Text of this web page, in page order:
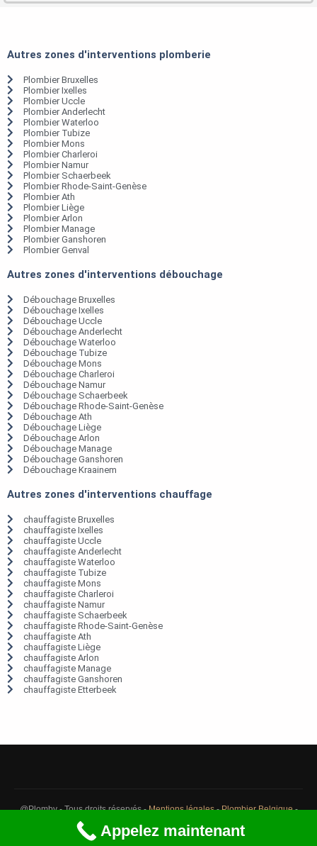
Autres zones d'interventions plomberie
Plombier Bruxelles
Plombier Ixelles
Plombier Uccle
Plombier Anderlecht
Plombier Waterloo
Plombier Tubize
Plombier Mons
Plombier Charleroi
Plombier Namur
Plombier Schaerbeek
Plombier Rhode-Saint-Genèse
Plombier Ath
Plombier Liège
Plombier Arlon
Plombier Manage
Plombier Ganshoren
Plombier Genval
Autres zones d'interventions débouchage
Débouchage Bruxelles
Débouchage Ixelles
Débouchage Uccle
Débouchage Anderlecht
Débouchage Waterloo
Débouchage Tubize
Débouchage Mons
Débouchage Charleroi
Débouchage Namur
Débouchage Schaerbeek
Débouchage Rhode-Saint-Genèse
Débouchage Ath
Débouchage Liège
Débouchage Arlon
Débouchage Manage
Débouchage Ganshoren
Débouchage Kraainem
Autres zones d'interventions chauffage
chauffagiste Bruxelles
chauffagiste Ixelles
chauffagiste Uccle
chauffagiste Anderlecht
chauffagiste Waterloo
chauffagiste Tubize
chauffagiste Mons
chauffagiste Charleroi
chauffagiste Namur
chauffagiste Schaerbeek
chauffagiste Rhode-Saint-Genèse
chauffagiste Ath
chauffagiste Liège
chauffagiste Arlon
chauffagiste Manage
chauffagiste Ganshoren
chauffagiste Etterbeek
@Plomby - Tous droits réservés -Mentions légales-Plombier Belgique-
Débouchage Belgique
Appelez maintenant